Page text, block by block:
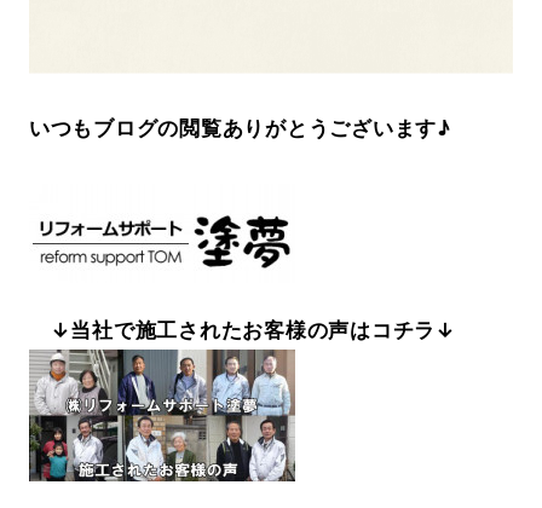
いつもブログの閲覧ありがとうございます♪
↓当社で施工されたお客様の声はコチラ↓